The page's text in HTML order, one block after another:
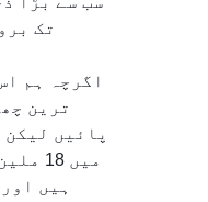
تک
اگرچہ ہم
ترین
پائیں
میں
ہیں